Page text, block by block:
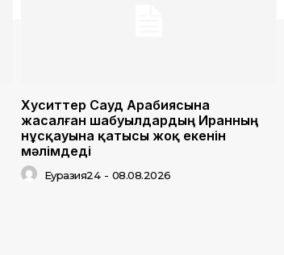
Хуситтер Сауд Арабиясына
жасалған шабуылдардың Иранның
нұсқауына қатысы жоқ екенін
мәлімдеді
Еуразия24 - 08.08.2026